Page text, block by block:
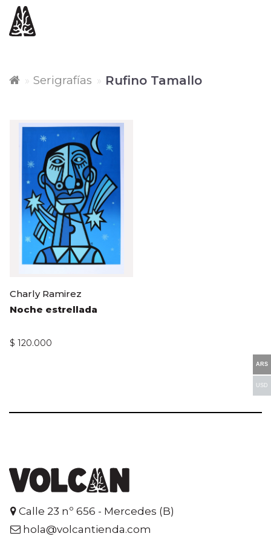
ARS
USD
Serigrafías Rufino Tamallo
Charly Ramirez
Noche estrellada
$ 120.000
Calle 23 nº 656 - Mercedes (B)
hola@volcantienda.com